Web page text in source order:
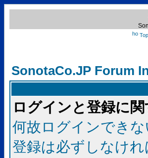
SonotaCo.JP Forum
ログインと登録に
何故ログインでき
登録は必ずしなけ